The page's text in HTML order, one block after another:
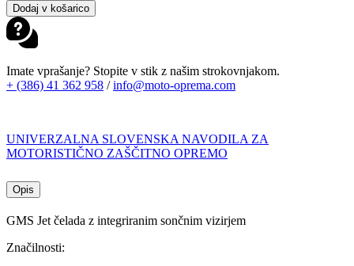
Dodaj v košarico
Imate vprašanje? Stopite v stik z našim strokovnjakom.
+ (386) 41 362 958 /info@moto-oprema.com
UNIVERZALNA SLOVENSKA NAVODILA ZA
MOTORISTIČNO ZAŠČITNO OPREMO
Opis
GMS Jet čelada z integriranim sončnim vizirjem
Značilnosti: